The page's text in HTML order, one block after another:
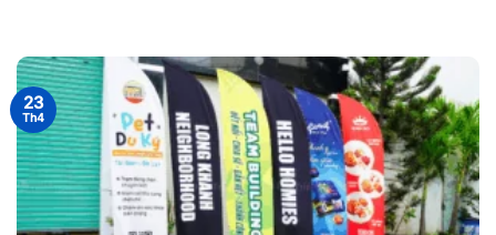
23
Th4